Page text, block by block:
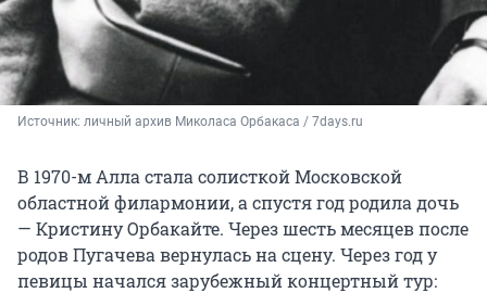
Источник: личный архив Миколаса Орбакаса / 7days.ru
В 1970-м Алла стала солисткой Московской
областной филармонии, а спустя год родила дочь
— Кристину Орбакайте. Через шесть месяцев после
родов Пугачева вернулась на сцену. Через год у
певицы начался зарубежный концертный тур: